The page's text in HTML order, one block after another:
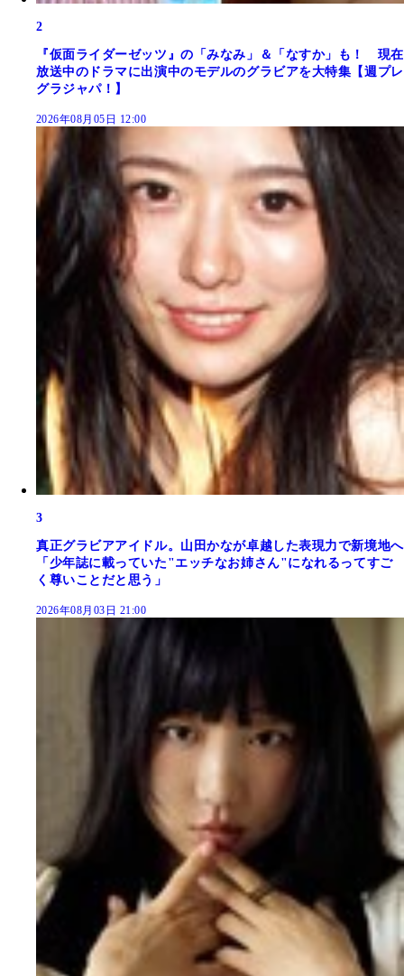
2
『仮面ライダーゼッツ』の「みなみ」＆「なすか」も！ 現在
放送中のドラマに出演中のモデルのグラビアを大特集【週プレ
グラジャパ！】
2026年08月05日 12:00
3
真正グラビアアイドル。山田かなが卓越した表現力で新境地へ
「少年誌に載っていた"エッチなお姉さん"になれるってすご
く尊いことだと思う」
2026年08月03日 21:00